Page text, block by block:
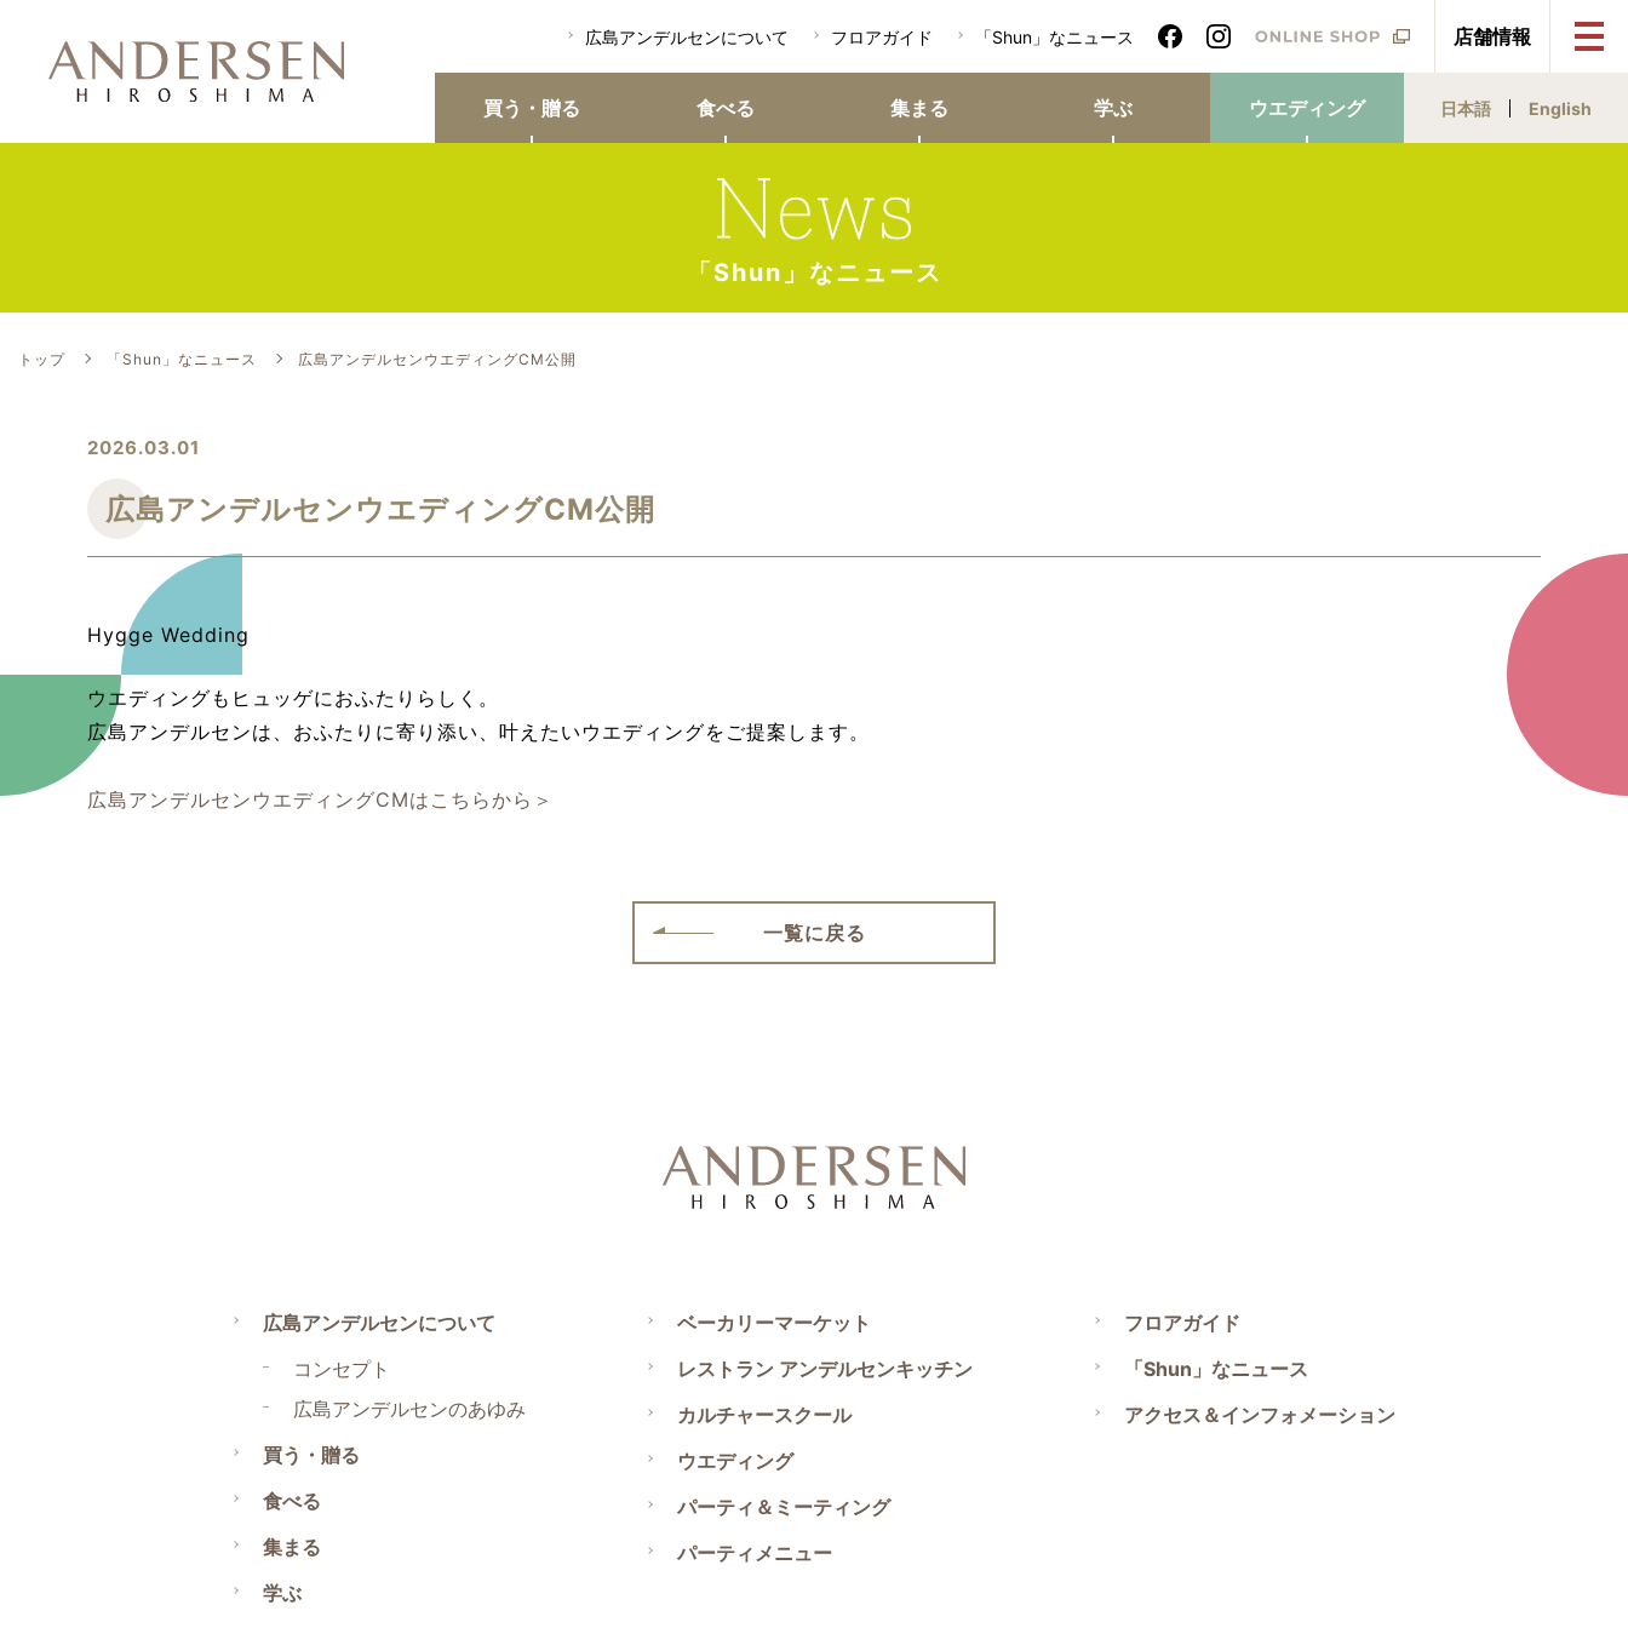
広島アンデルセンについて フロアガイド 「Shun」なニュース 店舗情報
買う・贈る 食べる 集まる 学ぶ ウエディング 日本語 English
「Shun」なニュース
トップ 「Shun」なニュース 広島アンデルセンウエディングCM公開
2026.03.01
広島アンデルセンウエディングCM公開
Hygge Wedding
ウエディングもヒュッゲにおふたりらしく。
広島アンデルセンは、おふたりに寄り添い、叶えたいウエディングをご提案します。
広島アンデルセンウエディングCMはこちらから＞
一覧に戻る
広島アンデルセンについて
コンセプト
広島アンデルセンのあゆみ
買う・贈る
食べる
集まる
学ぶ
ベーカリーマーケット
レストラン アンデルセンキッチン
カルチャースクール
ウエディング
パーティ＆ミーティング
パーティメニュー
フロアガイド
「Shun」なニュース
アクセス＆インフォメーション